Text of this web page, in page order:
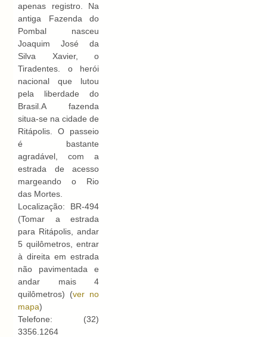
apenas registro. Na
antiga Fazenda do
Pombal nasceu
Joaquim José da
Silva Xavier, o
Tiradentes. o herói
nacional que lutou
pela liberdade do
Brasil.A fazenda
situa-se na cidade de
Ritápolis. O passeio
é bastante
agradável, com a
estrada de acesso
margeando o Rio
das Mortes.
Localização: BR-494
(Tomar a estrada
para Ritápolis, andar
5 quilômetros, entrar
à direita em estrada
não pavimentada e
andar mais 4
quilômetros) (ver no
mapa)
Telefone: (32)
3356.1264